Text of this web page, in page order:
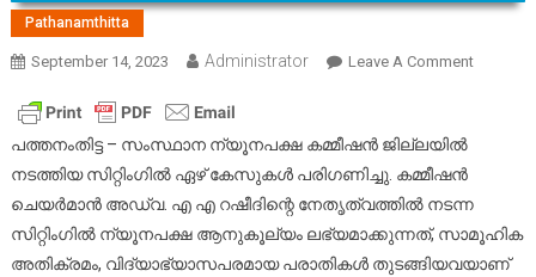
Pathanamthitta
September 14, 2023 Administrator Leave A CommentOn
പത്തനംതിട്ട – സംസ്ഥാന ന്യൂനപക്ഷ കമ്മീഷന്‍ ജില്ലയില്‍
നടത്തിയ സിറ്റിംഗില്‍ ഏഴ് കേസുകള്‍ പരിഗണിച്ചു. കമ്മീഷന്‍
ചെയര്‍മാന്‍ അഡ്വ. എ എ റഷീദിന്റെ നേതൃത്വത്തില്‍ നടന്ന
സിറ്റിംഗില്‍ ന്യൂനപക്ഷ ആനുകൂല്യം ലഭ്യമാക്കുന്നത്, സാമൂഹിക
അതിക്രമം, വിദ്യാഭ്യാസപരമായ പരാതികള്‍ തുടങ്ങിയവയാണ്